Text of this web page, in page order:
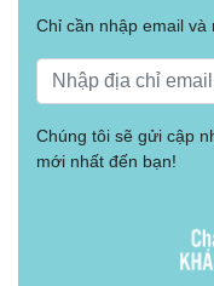
Chỉ cần nhập email và
Chúng tôi sẽ gửi cập
mới nhất đến bạn!